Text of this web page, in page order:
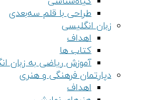
طراحی با قلم سه‌بعدی
زبان انگلیسی
اهداف
کتاب ها
آموزش ریاضی به زبان
دپارتمان فرهنگی و هنری
اهداف